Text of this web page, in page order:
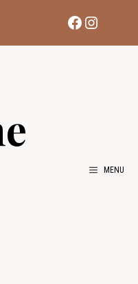
Facebook
MENU